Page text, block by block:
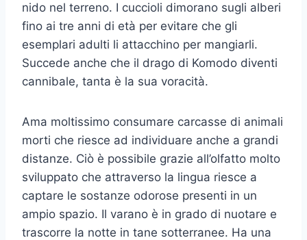
nido nel terreno. I cuccioli dimorano sugli alberi
fino ai tre anni di età per evitare che gli
esemplari adulti li attacchino per mangiarli.
Succede anche che il drago di Komodo diventi
cannibale, tanta è la sua voracità.
Ama moltissimo consumare carcasse di animali
morti che riesce ad individuare anche a grandi
distanze. Ciò è possibile grazie all’olfatto molto
sviluppato che attraverso la lingua riesce a
captare le sostanze odorose presenti in un
ampio spazio. Il varano è in grado di nuotare e
trascorre la notte in tane sotterranee. Ha una